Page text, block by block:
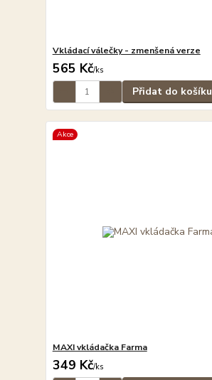
Vkládací válečky - zmenšená verze
565 Kč/ks
Přidat do košíku
Akce
MAXI vkládačka Farma
349 Kč/ks